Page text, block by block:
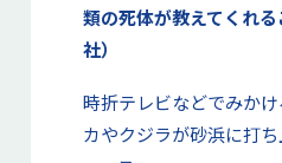
類の死体が教えてくれ
社）
時折テレビなどでみか
カやクジラが砂浜に打